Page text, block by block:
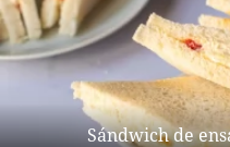
Sándwich de